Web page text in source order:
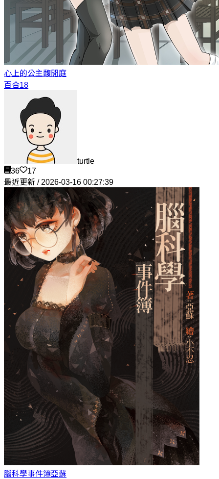
心上的公主馥閒庭
百合18
turtle
36
17
最近更新 / 2026-03-16 00:27:39
腦科學事件簿亞蘇